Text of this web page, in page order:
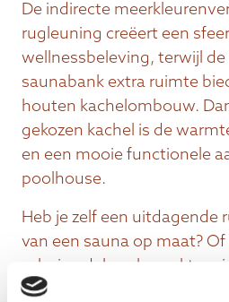
De indirecte
rugleuning creëert een
wellnessbeleving, terwijl de
saunabank extra ruimte
houten kachelombouw.
gekozen kachel is de
en een mooie functionele
poolhouse.
Heb je zelf een uitdagende
van een sauna op maat?
schuine daken, beperkte
wensen, Liberty Wellness